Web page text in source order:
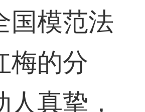
模范法
梅的分
人真挚，